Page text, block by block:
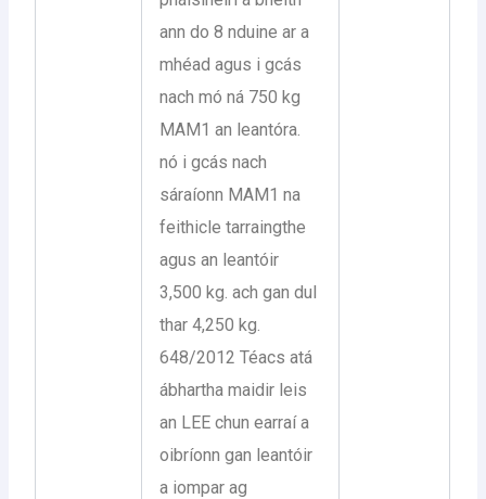
ann do 8 nduine ar a
mhéad agus i gcás
nach mó ná 750 kg
MAM1 an leantóra.
nó i gcás nach
sáraíonn MAM1 na
feithicle tarraingthe
agus an leantóir
3,500 kg. ach gan dul
thar 4,250 kg.
648/2012 Téacs atá
ábhartha maidir leis
an LEE chun earraí a
oibríonn gan leantóir
a iompar ag